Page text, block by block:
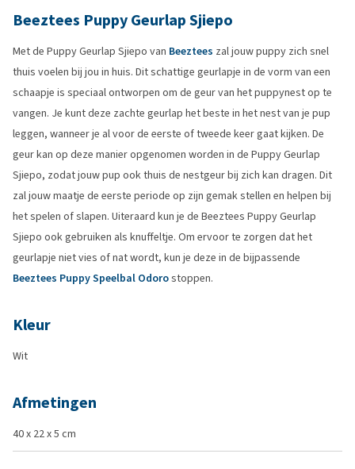
Beeztees Puppy Geurlap Sjiepo
Met de Puppy Geurlap Sjiepo van Beeztees zal jouw puppy zich snel
thuis voelen bij jou in huis. Dit schattige geurlapje in de vorm van een
schaapje is speciaal ontworpen om de geur van het puppynest op te
vangen. Je kunt deze zachte geurlap het beste in het nest van je pup
leggen, wanneer je al voor de eerste of tweede keer gaat kijken. De
geur kan op deze manier opgenomen worden in de Puppy Geurlap
Sjiepo, zodat jouw pup ook thuis de nestgeur bij zich kan dragen. Dit
zal jouw maatje de eerste periode op zijn gemak stellen en helpen bij
het spelen of slapen. Uiteraard kun je de Beeztees Puppy Geurlap
Sjiepo ook gebruiken als knuffeltje. Om ervoor te zorgen dat het
geurlapje niet vies of nat wordt, kun je deze in de bijpassende
Beeztees Puppy Speelbal Odorostoppen.
Kleur
Wit
Afmetingen
40 x 22 x 5 cm